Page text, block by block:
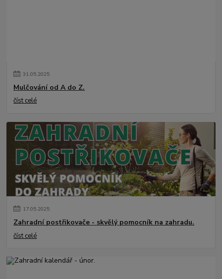
31.05.2025
Mulčování od A do Z.
číst celé
17.05.2025
Zahradní postřikovače - skvělý pomocník na zahradu.
číst celé